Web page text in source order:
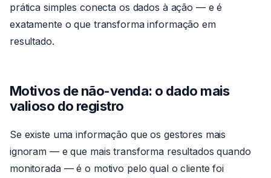
prática simples conecta os dados à ação — e é
exatamente o que transforma informação em
resultado.
Motivos de não-venda: o dado mais
valioso do registro
Se existe uma informação que os gestores mais
ignoram — e que mais transforma resultados quando
monitorada — é o motivo pelo qual o cliente foi